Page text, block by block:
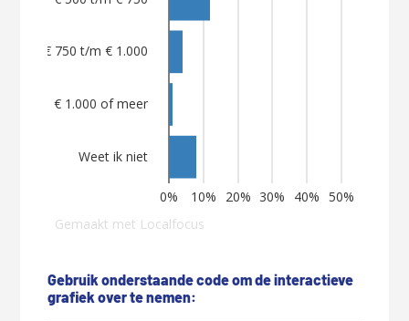
Gebruik onderstaande code om de interactieve
grafiek over te nemen: